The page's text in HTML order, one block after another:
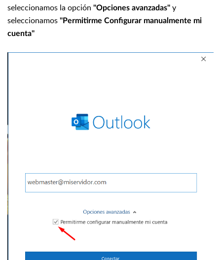
seleccionamos la opción "Opciones avanzadas" y
seleccionamos "Permitirme Configurar manualmente mi
cuenta"